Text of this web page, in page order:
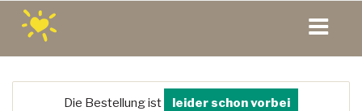
Inhalt
Die Bestellung ist
leider schon vorbei